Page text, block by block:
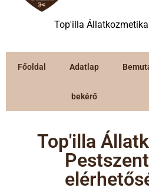
Top'illa
Főoldal Adatlap
bekérő
Top'illa